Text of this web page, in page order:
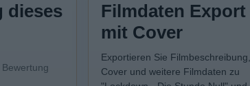
dieses
Filmdaten Export
mit Cover
Exportieren Sie Filmbeschreibung,
Cover und weitere Filmdaten zu